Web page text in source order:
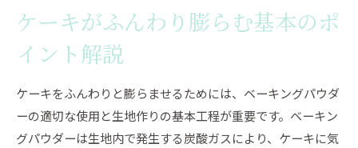
方法
ベーキングパウダーなしケーキでふわふわ食感
実現
ホットケーキミックス活用で失敗しないベーキ
ング術
ケーキがふんわり膨らむ基本のポ
イント解説
ケーキをふんわりと膨らませるためには、ベーキングパウダ
ーの適切な使用と生地作りの基本工程が重要です。ベーキン
グパウダーは生地内で発生する炭酸ガスにより、ケーキに気